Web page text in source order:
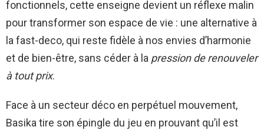
fonctionnels, cette enseigne devient un réflexe malin
pour transformer son espace de vie : une alternative à
la fast-deco, qui reste fidèle à nos envies d’harmonie
et de bien-être, sans céder à la pression de renouveler
à tout prix.
Face à un secteur déco en perpétuel mouvement,
Basika tire son épingle du jeu en prouvant qu’il est